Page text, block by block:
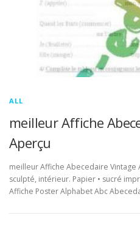
ALL
meilleur Affiche
Aperçu
meilleur Affiche Abecedaire Vintage
sculpté, intérieur. Papier • sucré
Affiche Poster Alphabet Abc